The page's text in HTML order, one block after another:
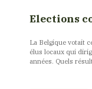
Elections
La Belgique votait
élus locaux qui
années. Quels